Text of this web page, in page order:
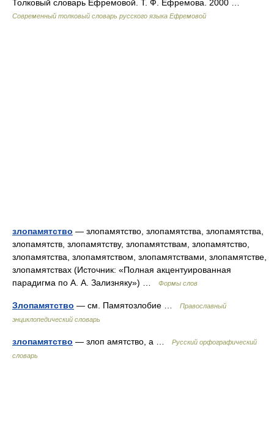
Толковый словарь Ефремовой. Т. Ф. Ефремова. 2000 …
Современный толковый словарь русского языка Ефремовой
злопамятство — злопамятство, злопамятства, злопамятства,
злопамятств, злопамятству, злопамятствам, злопамятство,
злопамятства, злопамятством, злопамятствами, злопамятстве,
злопамятствах (Источник: «Полная акцентуированная
парадигма по А. А. Зализняку») …
Формы слов
Злопамятство — см. Памятозлобие …
Православный
энциклопедический словарь
злопамятство — злоп амятство, а …
Русский орфографический
словарь